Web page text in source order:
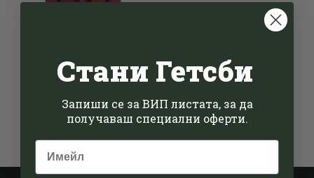
TRU CLOTHING КОСТЮМИ
рибена кост – STZ11
Стани Гетсби
Запиши се за ВИП листата, за да
получаваш специални оферти.